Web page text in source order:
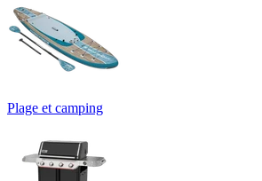
Plage et camping